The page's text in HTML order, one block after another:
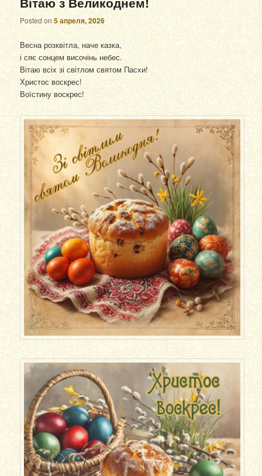
Posted on5 апреля, 2026
Весна розквітла, наче казка,
і сяє сонцем височінь небес.
Вітаю всіх зі світлом святом Пасхи!
Христос воскрес!
Воїстину воскрес!